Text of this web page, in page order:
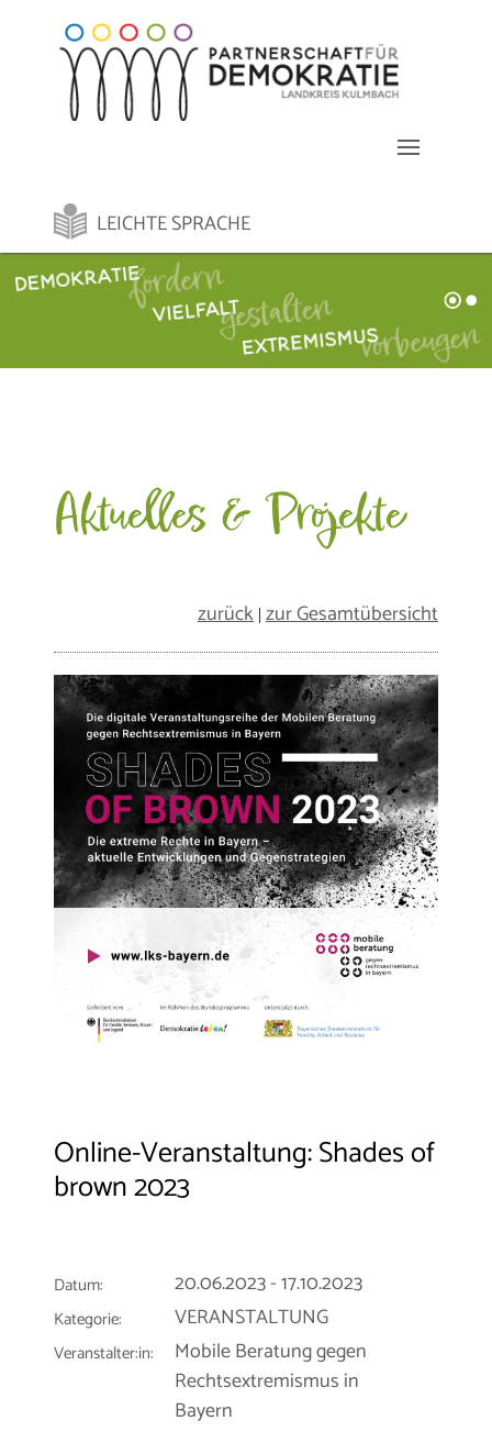
LEICHTE SPRACHE
Aktuelles & Projekte
zurück | zur Gesamtübersicht
Online-Veranstaltung: Shades of
brown 2023
Datum: 20.06.2023 - 17.10.2023
Kategorie: VERANSTALTUNG
Veranstalter:in:
Mobile Beratung gegen
Rechtsextremismus in
Bayern